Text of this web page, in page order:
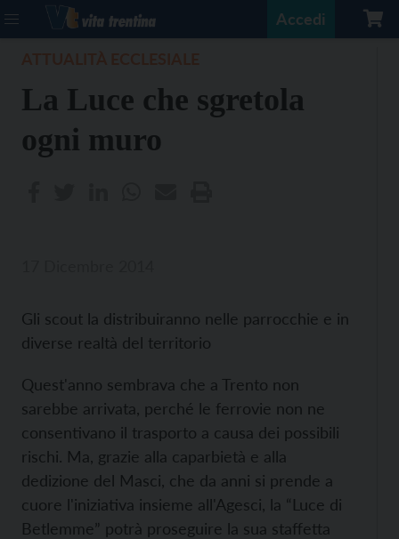
Accedi
La Luce che sgretola
ogni muro
Gli scout la distribuiranno nelle parrocchie e in
diverse realtà del territorio
Quest'anno sembrava che a Trento non
sarebbe arrivata, perché le ferrovie non ne
consentivano il trasporto a causa dei possibili
rischi. Ma, grazie alla caparbietà e alla
dedizione del Masci, che da anni si prende a
cuore l'iniziativa insieme all'Agesci, la “Luce di
Betlemme” potrà proseguire la sua staffetta